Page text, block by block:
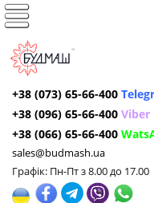
+38 (073) 65-66-400
+38 (096) 65-66-400 Viber
+38 (066) 65-66-400
sales@budmash.ua
Графік: Пн-Пт з 8.00 до 17.00